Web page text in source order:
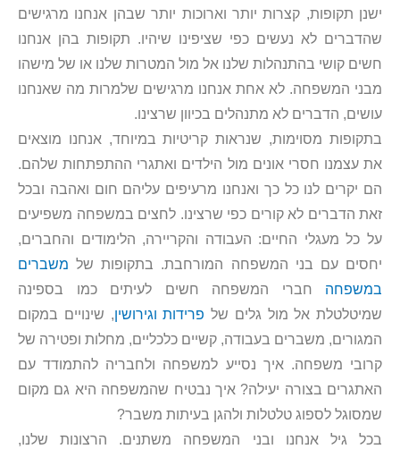
ישנן תקופות, קצרות יותר וארוכות יותר שבהן אנחנו מרגישים
שהדברים לא נעשים כפי שציפינו שיהיו. תקופות בהן אנחנו
חשים קושי בהתנהלות שלנו אל מול המטרות שלנו או של מישהו
מבני המשפחה. לא אחת אנחנו מרגישים שלמרות מה שאנחנו
עושים, הדברים לא מתנהלים בכיוון שרצינו.
בתקופות מסוימות, שנראות קריטיות במיוחד, אנחנו מוצאים
את עצמנו חסרי אונים מול הילדים ואתגרי ההתפתחות שלהם.
הם יקרים לנו כל כך ואנחנו מרעיפים עליהם חום ואהבה ובכל
זאת הדברים לא קורים כפי שרצינו. לחצים במשפחה משפיעים
על כל מעגלי החיים: העבודה והקריירה, הלימודים והחברים,
יחסים עם בני המשפחה המורחבת. בתקופות של משברים
במשפחה חברי המשפחה חשים לעיתים כמו בספינה
שמיטלטלת אל מול גלים של פרידות וגירושין, שינויים במקום
המגורים, משברים בעבודה, קשיים כלכליים, מחלות ופטירה של
קרובי משפחה. איך נסייע למשפחה ולחבריה להתמודד עם
האתגרים בצורה יעילה? איך נבטיח שהמשפחה היא גם מקום
שמסוגל לספוג טלטלות ולהגן בעיתות משבר?
בכל גיל אנחנו ובני המשפחה משתנים. הרצונות שלנו,